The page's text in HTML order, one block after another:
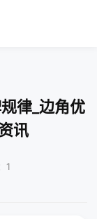
律_边角优
讯
1